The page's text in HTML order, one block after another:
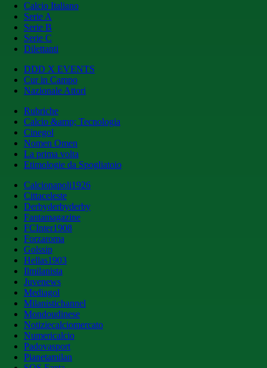
Calcio Italiano
Serie A
Serie B
Serie C
Dilettanti
DDD X EVENTS
Cur in Campo
Nazionale Attori
Rubriche
Calcio &amp; Tecnologia
Cinegol
Nomen Omen
La prima volta
Etimologie da Spogliatoio
Calcionapoli1926
Cittaceleste
Derbyderbyderby
Fantamagazine
FCInter1908
Forzaroma
Golssip
Hellas1903
Ilmilanista
Juvenews
Mediagol
Milanistichannel
Mondoudinese
Notiziecalciomercato
Numericalcio
Padovasport
Pianetamilan